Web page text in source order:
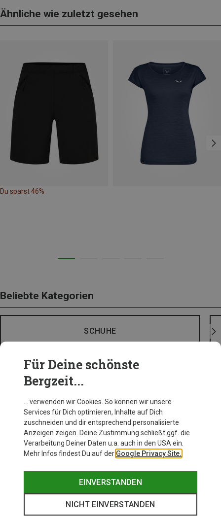
Ähnliche wie zuletzt gesehen
Du sparst 46%
Beliebte Kategorien
SCHUHE
Für Deine schönste
Bergzeit...
… verwenden wir Cookies. So können wir unsere
Services für Dich optimieren, Inhalte auf Dich
zuschneiden und dir entsprechend personalisierte
Anzeigen zeigen. Deine Zustimmung schließt ggf. die
Verarbeitung Deiner Daten u.a. auch in den USA ein.
Mehr Infos findest Du auf der Google Privacy Site.
EINVERSTANDEN
NICHT EINVERSTANDEN